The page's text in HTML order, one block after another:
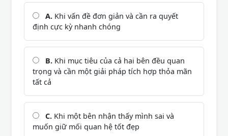
A. Khi vấn đề đơn giản và cần ra quyết
định cực kỳ nhanh chóng
B. Khi mục tiêu của cả hai bên đều quan
trọng và cần một giải pháp tích hợp thỏa mãn
tất cả
C. Khi một bên nhận thấy mình sai và
muốn giữ mối quan hệ tốt đẹp